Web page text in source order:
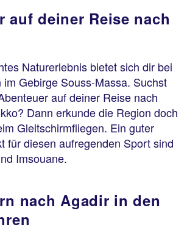
auf deiner Reise nach
Naturerlebnis bietet sich dir bei
im Gebirge Souss-Massa. Suchst
auf deiner Reise nach
Dann erkunde die Region doch
Gleitschirmfliegen. Ein guter
für diesen aufregenden Sport sind
Imsouane.
nach Agadir in den